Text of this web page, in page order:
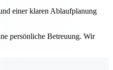
einer klaren Ablaufplanung
persönliche Betreuung. Wir